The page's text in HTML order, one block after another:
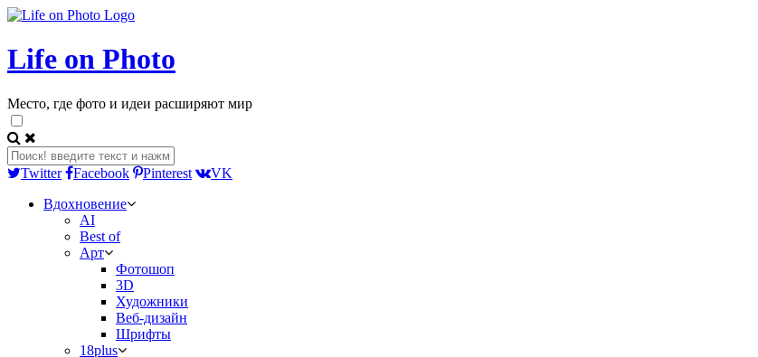
Life on Photo
Место, где фото и идеи расширяют мир
Twitter Facebook Pinterest
VK
Вдохновение
AI
Best of
Арт
Фотошоп
3D
Художники
Веб-дизайн
Шрифты
18plus